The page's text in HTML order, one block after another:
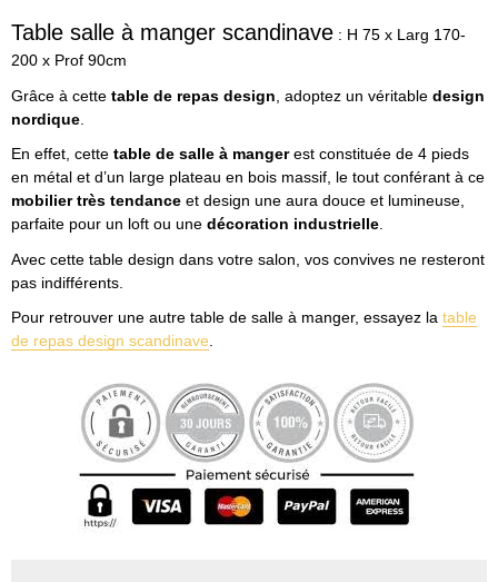
Table salle à manger scandinave : H 75 x Larg 170-
200 x Prof 90cm
Grâce à cette table de repas design , adoptez un véritable design
nordique
En effet, cette table de salle à mangerest constituée de 4 pieds
en métal et d’un large plateau en bois massif, le tout conférant à ce
mobilier très tendance et design une aura douce et lumineuse,
parfaite pour un loft ou une décoration industrielle
Avec cette table design dans votre salon, vos convives ne resteront
pas indifférents.
Pour retrouver une autre table de salle à manger, essayez la table
de repas design scandinave